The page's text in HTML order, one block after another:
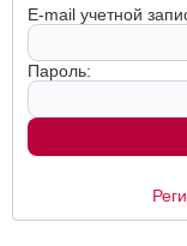
E-mail учетной
Пароль: